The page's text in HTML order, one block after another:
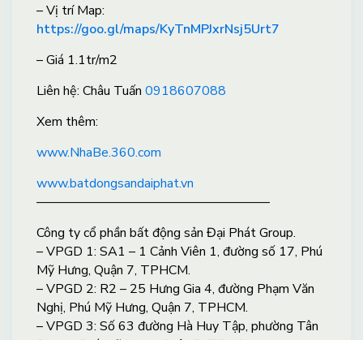
– Vị trí Map:
https://goo.gl/maps/KyTnMPJxrNsj5Urt7
– Giá 1.1tr/m2
Liên hệ: Châu Tuấn 0918607088
Xem thêm:
www.NhaBe.360.com
www.batdongsandaiphat.vn
——————————————————
Công ty cổ phần bất động sản Đại Phát Group.
– VPGD 1: SA1 – 1 Cảnh Viên 1, đường số 17, Phú
Mỹ Hưng, Quận 7, TPHCM.
– VPGD 2: R2 – 25 Hưng Gia 4, đường Phạm Văn
Nghị, Phú Mỹ Hưng, Quận 7, TPHCM.
– VPGD 3: Số 63 đường Hà Huy Tập, phường Tân